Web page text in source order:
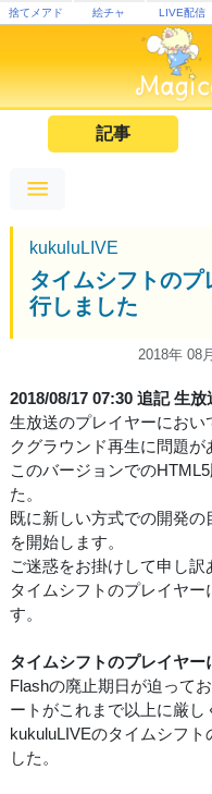
捨てメアド 絵チャ LIVE配信
記事
kukuluLIVE
タイムシフトの
行しました
2018年 08
2018/08/17 07:30 追記 生
生放送のプレイヤーにおい
クグラウンド再生に問題が
このバージョンでの
た。
既に新しい方式での開発
を開始します。
ご迷惑をお掛けして申し訳
タイムシフトのプレイヤ
す。
タイムシフトのプレイヤー
Flashの廃止期日が迫って
ートがこれまで以上に厳し
kukuluLIVEのタイムシフ
した。